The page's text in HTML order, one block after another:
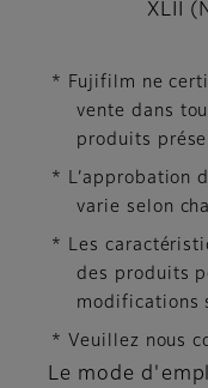
XLII
* Fujifilm ne
vente dans
produits
* L’approbation
varie selon
* Les
des produits
modifications
* Veuillez nous
Le mode